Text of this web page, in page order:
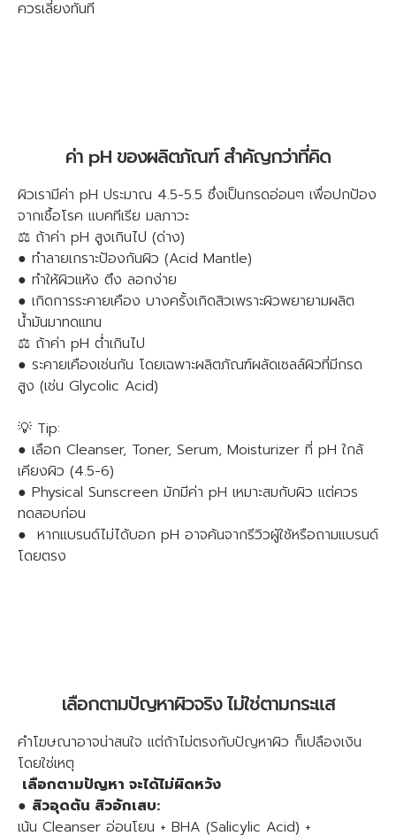
ควรเลี่ยงทันที
ค่า pH ของผลิตภัณฑ์ สำคัญกว่าที่คิด
ผิวเรามีค่า pH ประมาณ 4.5-5.5 ซึ่งเป็นกรดอ่อนๆ เพื่อปกป้อง
จากเชื้อโรค แบคทีเรีย มลภาวะ
⚖️ ถ้าค่า pH สูงเกินไป (ด่าง)
● ทำลายเกราะป้องกันผิว (Acid Mantle)
● ทำให้ผิวแห้ง ตึง ลอกง่าย
● เกิดการระคายเคือง บางครั้งเกิดสิวเพราะผิวพยายามผลิต
น้ำมันมาทดแทน
⚖️ ถ้าค่า pH ต่ำเกินไป
● ระคายเคืองเช่นกัน โดยเฉพาะผลิตภัณฑ์ผลัดเซลล์ผิวที่มีกรด
สูง (เช่น Glycolic Acid)
💡 Tip:
● เลือก Cleanser, Toner, Serum, Moisturizer ที่ pH ใกล้
เคียงผิว (4.5-6)
● Physical Sunscreen มักมีค่า pH เหมาะสมกับผิว แต่ควร
ทดสอบก่อน
● หากแบรนด์ไม่ได้บอก pH อาจค้นจากรีวิวผู้ใช้หรือถามแบรนด์
โดยตรง
เลือกตามปัญหาผิวจริง ไม่ใช่ตามกระแส
คำโฆษณาอาจน่าสนใจ แต่ถ้าไม่ตรงกับปัญหาผิว ก็เปลืองเงิน
โดยใช่เหตุ
เลือกตามปัญหา จะได้ไม่ผิดหวัง
● สิวอุดตัน สิวอักเสบ:
เน้น Cleanser อ่อนโยน + BHA (Salicylic Acid) +